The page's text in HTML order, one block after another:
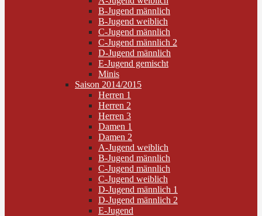
B-Jugend männlich
B-Jugend weiblich
C-Jugend männlich
C-Jugend männlich 2
D-Jugend männlich
E-Jugend gemischt
Minis
Saison 2014/2015
Herren 1
Herren 2
Herren 3
Damen 1
Damen 2
A-Jugend weiblich
B-Jugend männlich
C-Jugend männlich
C-Jugend weiblich
D-Jugend männlich 1
D-Jugend männlich 2
E-Jugend